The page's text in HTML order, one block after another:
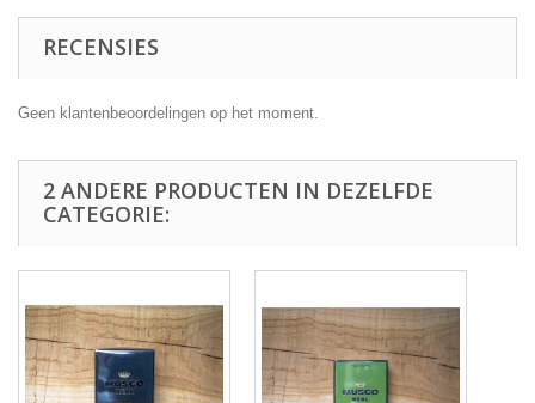
RECENSIES
Geen klantenbeoordelingen op het moment.
2 ANDERE PRODUCTEN IN DEZELFDE
CATEGORIE: